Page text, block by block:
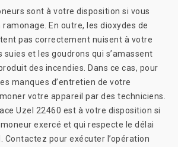
sont à votre disposition si vous
En outre, les dioxydes de
pas correctement nuisent à votre
suies et les goudrons qui s’amassent
des incendies. Dans ce cas, pour
manques d’entretien de votre
votre appareil par des techniciens.
Uzel 22460 est à votre disposition si
exercé et qui respecte le délai
Contactez pour exécuter l’opération